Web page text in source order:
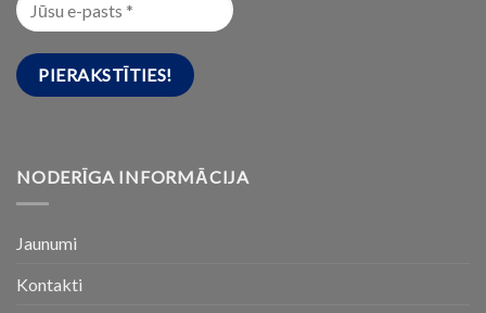
NODERĪGA INFORMĀCIJA
Jaunumi
Kontakti